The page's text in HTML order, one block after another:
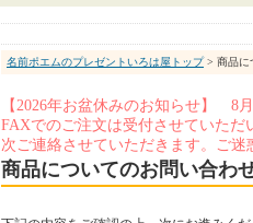
名前ポエムのプレゼントいろは屋トップ> 商品に
【2026年お盆休みのお知らせ】 8
FAXでのご注文は受付させていただ
次ご連絡させていただきます。ご迷
商品についてのお問い合わ